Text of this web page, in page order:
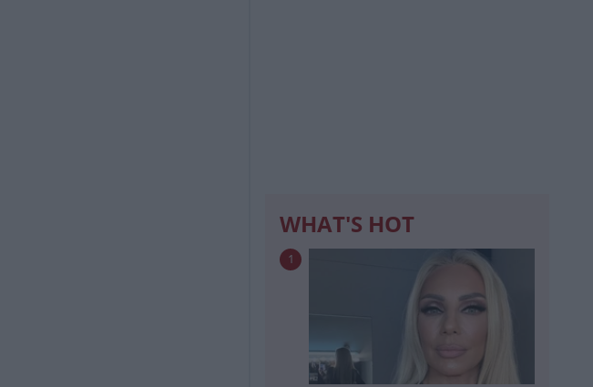
WHAT'S HOT
1